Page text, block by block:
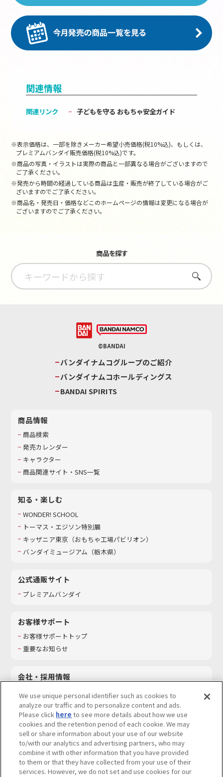
関連情報
関連リンク 子どもを守る おもちゃ安全ガイド
※表示価格は、一部を除きメーカー希望小売価格(税10%込)、もしくは、
プレミアムバンダイ販売価格(税10%込)です。
※商品の写真・イラストは実際の商品と一部異なる場合がございますので
ご了承ください。
※発売から時間の経過している商品は生産・販売が終了している場合がご
ざいますのでご了承ください。
※商品名・発売日・価格などこのホームページの情報は変更になる場合が
ございますのでご了承ください。
商品を探す
さがす
©BANDAI
バンダイナムコグループのご紹介
バンダイナムコホールディングス
BANDAI SPIRITS
商品情報
商品検索
発売カレンダー
キャラクター
商品関連サイト・SNS一覧
知る・楽しむ
WONDER! SCHOOL
トーマス・エジソン特別展
キッザニア東京（おもちゃ工場パビリオン）​
バンダイミュージアム（栃木県）
公式通販サイト
プレミアムバンダイ
お客様サポート
お客様サポートトップ
重要なお知らせ
会社・採用情報
採用情報
サステナビリティ
お問い合わせ
ウェブサイトご利用条件 ソーシャルメディアポリシー
We use unique personal identifier such as cookies to
analyze our traffic and to personalize content and ads.
Please click here to see more details about how we use
cookies and the retention period of each cookie. We may
sell or share information about your use of our website
to/with our analytics and advertising partners, who may
combine it with other information that you have provided
to them or that they have collected from your use of their
services. However, we do not set and use cookies for our